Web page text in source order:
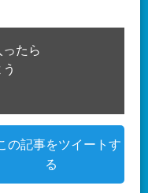
たら
の記事をツイートす
る